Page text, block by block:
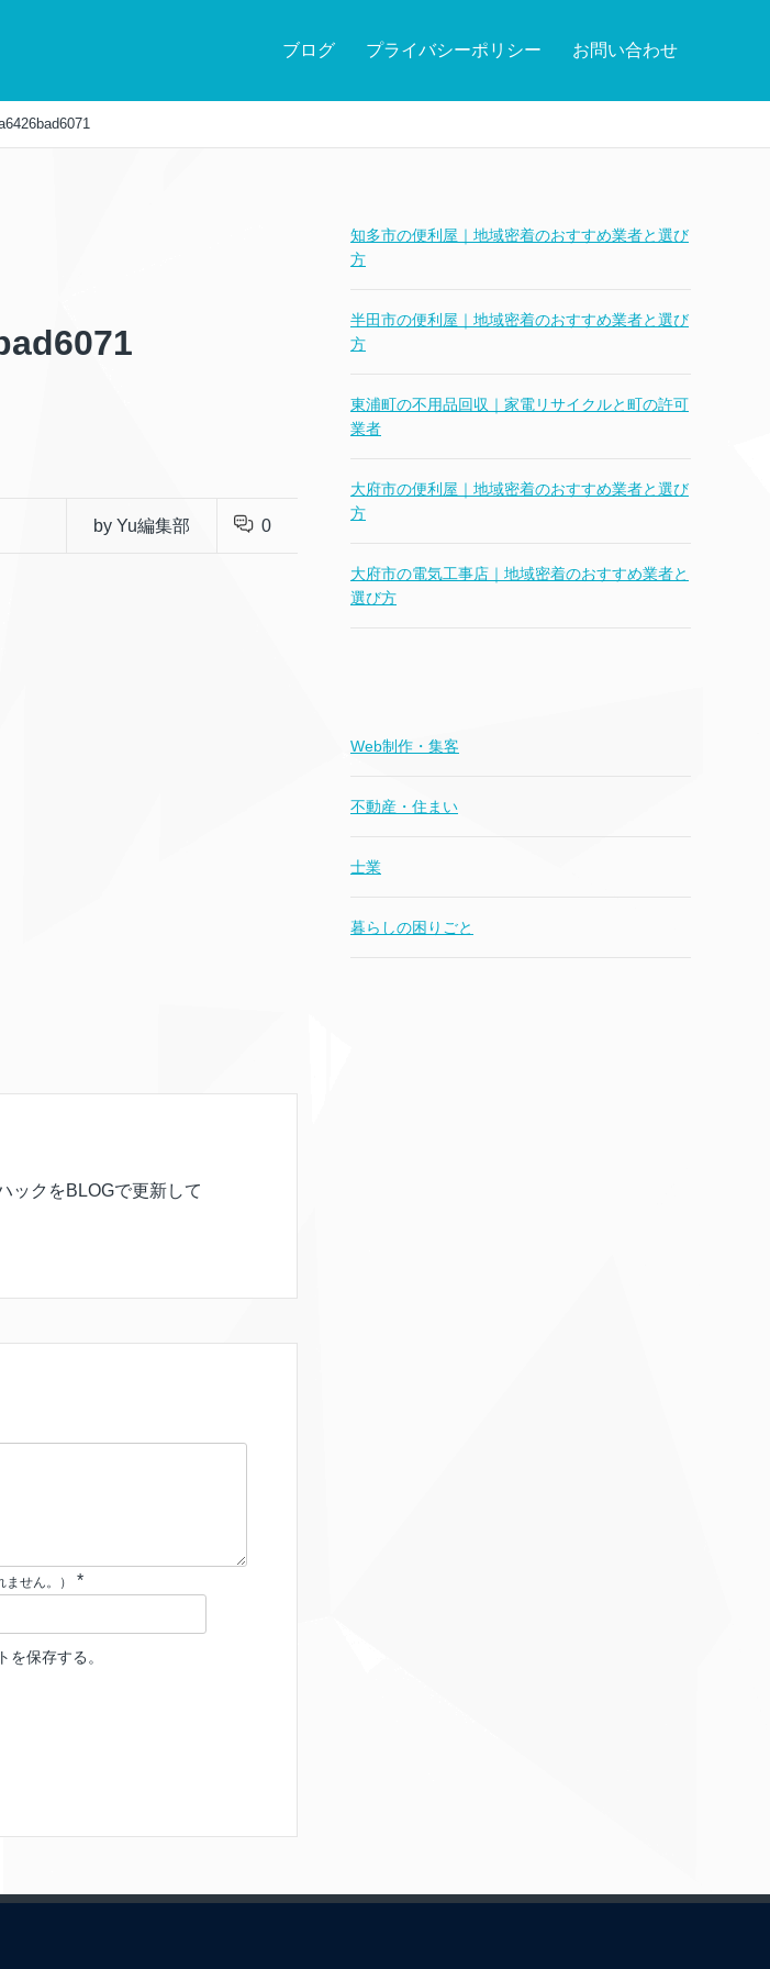
ブログ プライバシーポリシー お問い合わせ
by Yu編集部 0
ックをBLOGで更新して
せん。） *
保存する。
知多市の便利屋｜地域密着のおすすめ業者と選び
方
半田市の便利屋｜地域密着のおすすめ業者と選び
方
東浦町の不用品回収｜家電リサイクルと町の許可
業者
大府市の便利屋｜地域密着のおすすめ業者と選び
方
大府市の電気工事店｜地域密着のおすすめ業者と
選び方
Web制作・集客
不動産・住まい
士業
暮らしの困りごと